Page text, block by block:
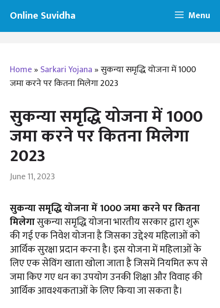
content
Online Suvidha Menu
Home» Sarkari Yojana »सुकन्या समृद्धि योजना में 1000
जमा करने पर कितना मिलेगा 2023
सुकन्या समृद्धि योजना में 1000
जमा करने पर कितना मिलेगा
2023
June 11, 2023
सुकन्या समृद्धि योजना में 1000 जमा करने पर कितना
मिलेगासुकन्या समृद्धि योजना भारतीय सरकार द्वारा शुरू
की गई एक निवेश योजना है जिसका उद्देश्य महिलाओं को
आर्थिक सुरक्षा प्रदान करना है। इस योजना में महिलाओं के
लिए एक सेविंग खाता खोला जाता है जिसमें नियमित रूप से
जमा किए गए धन का उपयोग उनकी शिक्षा और विवाह की
आर्थिक आवश्यकताओं के लिए किया जा सकता है।